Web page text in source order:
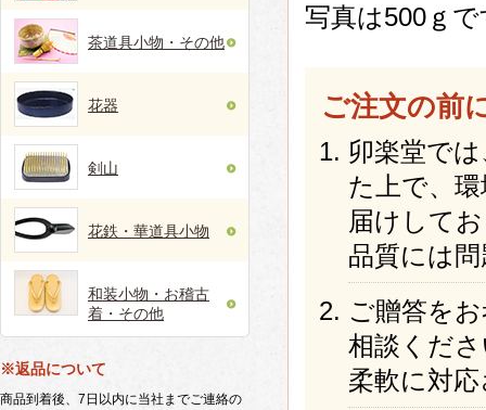
茶道具小物・その他
花器
剣山
花鉄・華道具小物
和装小物・お稽古
着・その他
※返品について
商品到着後、7日以内に当社までご連絡の
写真は500ｇ
ご注文の前
卯楽堂で
た上で、
届けして
品質には
ご贈答を
相談くだ
柔軟に対